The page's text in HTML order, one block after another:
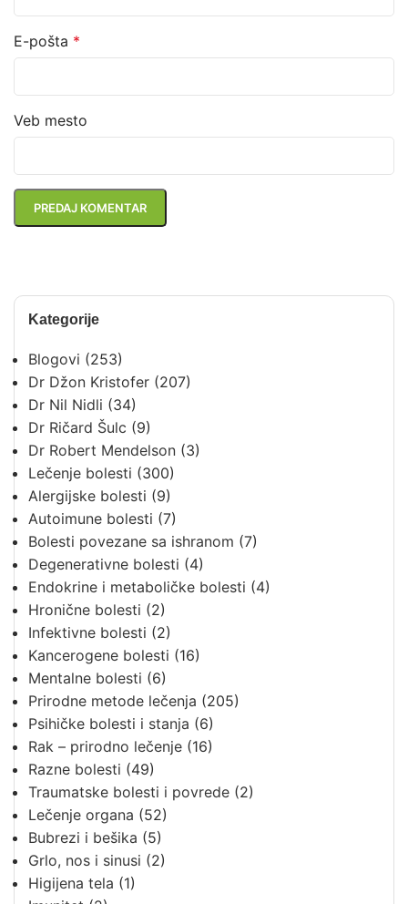
Kategorije
Blogovi (253)
Dr Džon Kristofer (207)
Dr Nil Nidli (34)
Dr Ričard Šulc (9)
Dr Robert Mendelson (3)
Lečenje bolesti (300)
Alergijske bolesti (9)
Autoimune bolesti (7)
Bolesti povezane sa ishranom (7)
Degenerativne bolesti (4)
Endokrine i metaboličke bolesti (4)
Hronične bolesti (2)
Infektivne bolesti (2)
Kancerogene bolesti (16)
Mentalne bolesti (6)
Prirodne metode lečenja (205)
Psihičke bolesti i stanja (6)
Rak – prirodno lečenje (16)
Razne bolesti (49)
Traumatske bolesti i povrede (2)
Lečenje organa (52)
Bubrezi i bešika (5)
Grlo, nos i sinusi (2)
Higijena tela (1)
E-pošta *
Veb mesto